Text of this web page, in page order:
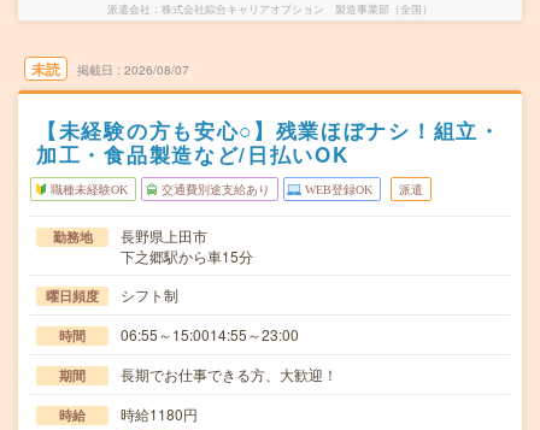
派遣会社 株式会社綜合キャリアオプション 製造事業部（全国）
未読 掲載日 2026/08/07
【未経験の方も安心○】残業ほぼナシ！組立・
加工・食品製造など/日払いOK
職種未経験OK 交通費別途支給あり WEB登録OK 派遣
勤務地
長野県上田市
下之郷駅から車15分
曜日頻度 シフト制
時間 06:55～15:0014:55～23:00
期間 長期でお仕事できる方、大歓迎！
時給 時給1180円